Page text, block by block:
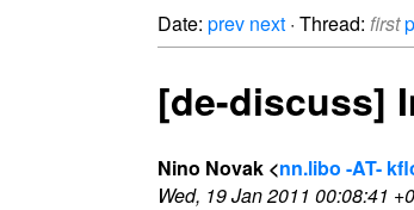
Date: prev next · Thread: first
[de-discuss]
Nino Novak <nn.libo -AT-
Wed, 19 Jan 2011 00:08:41